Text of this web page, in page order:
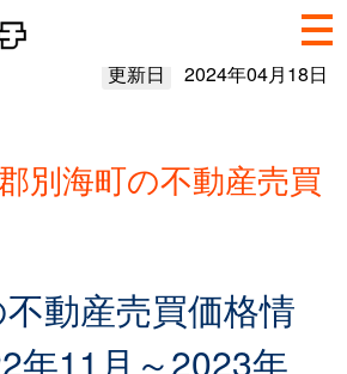
更新日 2024年04月18日
別海町の不動産売買
動産売買価格情
年11月～2023年